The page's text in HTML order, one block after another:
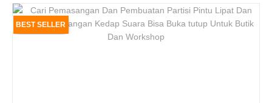
BEST SELLER